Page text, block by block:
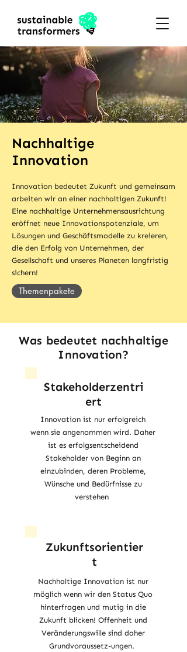
Nachhaltige
Innovation
Innovation bedeutet Zukunft und gemeinsam
arbeiten wir an einer nachhaltigen Zukunft!
Eine nachhaltige Unternehmensausrichtung
eröffnet neue Innovationspotenziale, um
Lösungen und Geschäftsmodelle zu kreieren,
die den Erfolg von Unternehmen, der
Gesellschaft und unseres Planeten langfristig
sichern!
Themenpakete
Was bedeutet nachhaltige
Innovation?
Stakeholderzentri
ert
Innovation ist nur erfolgreich
wenn sie angenommen wird. Daher
ist es erfolgsentscheidend
Stakeholder von Beginn an
einzubinden, deren Probleme,
Wünsche und Bedürfnisse zu
verstehen
Zukunftsorientier
t
Nachhaltige Innovation ist nur
möglich wenn wir den Status Quo
hinterfragen und mutig in die
Zukunft blicken! Offenheit und
Veränderungswille sind daher
Grundvoraussetz-ungen.